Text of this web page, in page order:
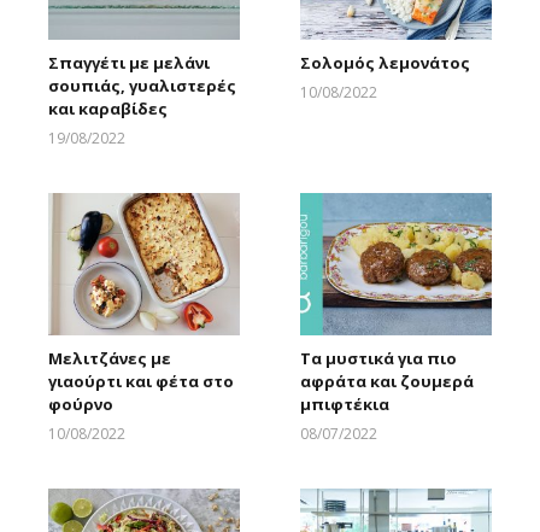
Σπαγγέτι με μελάνι
σουπιάς, γυαλιστερές
και καραβίδες
19/08/2022
Σολομός λεμονάτος
10/08/2022
Μελιτζάνες με
γιαούρτι και φέτα στο
φούρνο
10/08/2022
Τα μυστικά για πιο
αφράτα και ζουμερά
μπιφτέκια
08/07/2022